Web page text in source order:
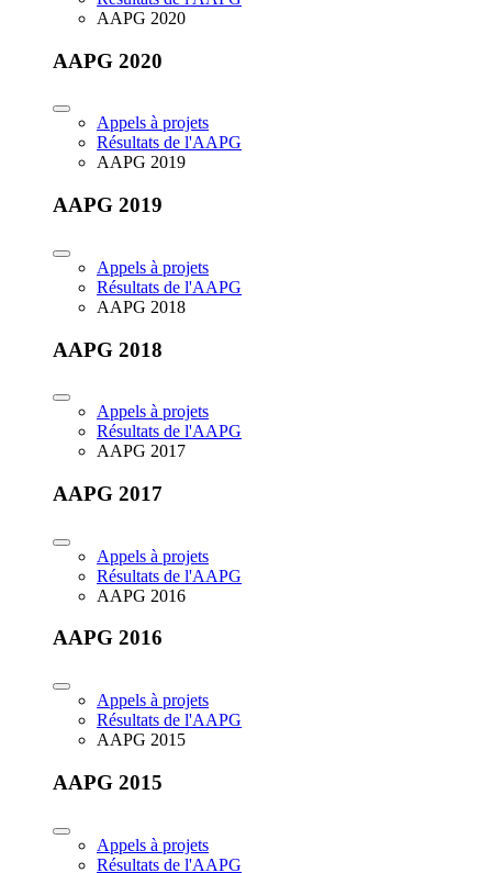
AAPG 2020
AAPG 2020
Appels à projets
Résultats de l'AAPG
AAPG 2019
AAPG 2019
Appels à projets
Résultats de l'AAPG
AAPG 2018
AAPG 2018
Appels à projets
Résultats de l'AAPG
AAPG 2017
AAPG 2017
Appels à projets
Résultats de l'AAPG
AAPG 2016
AAPG 2016
Appels à projets
Résultats de l'AAPG
AAPG 2015
AAPG 2015
Appels à projets
Résultats de l'AAPG